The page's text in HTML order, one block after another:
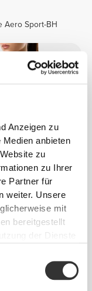
Anzeigen zu
anbieten
zu
zu Ihrer
Partner für
weiter. Unsere
mit
bereitgestellt
Aero Sport-BH